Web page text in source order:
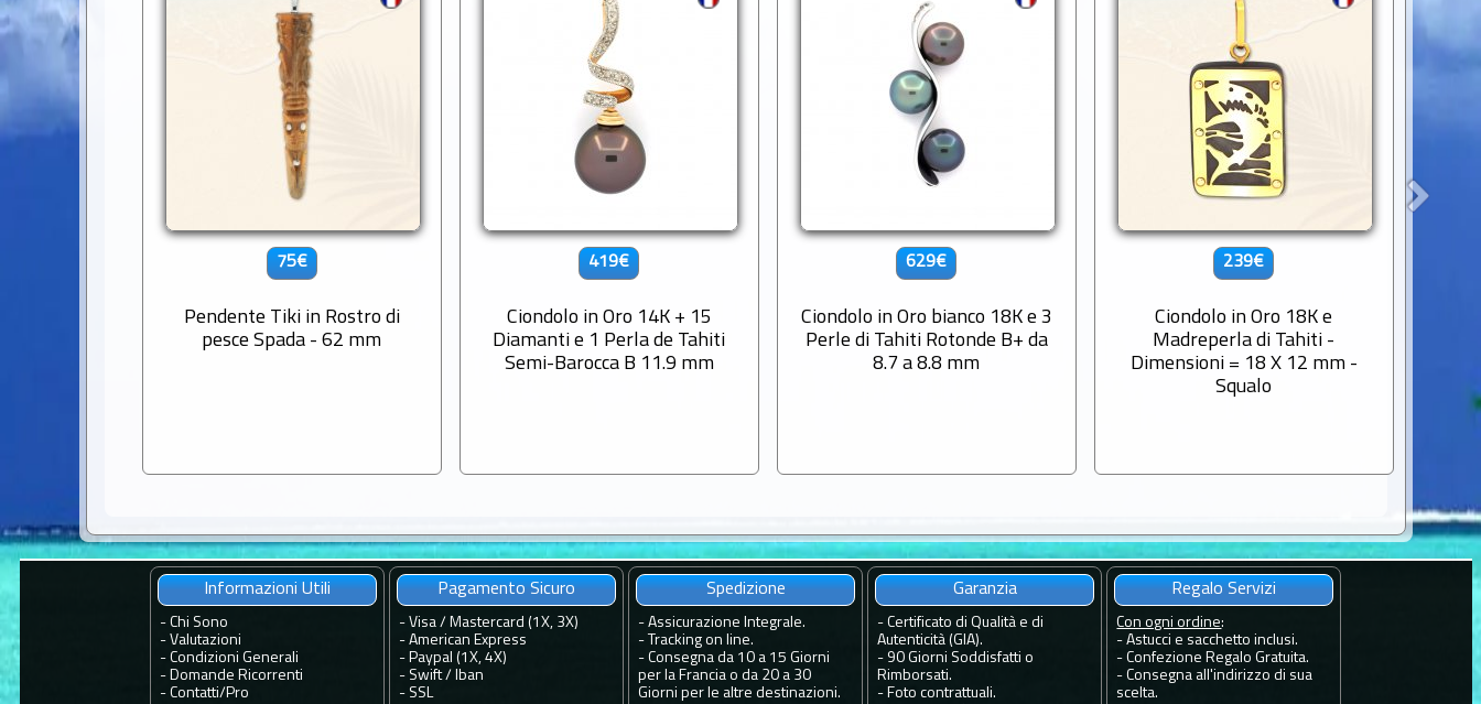
75€
Pendente Tiki in Rostro di
pesce Spada - 62 mm
419€
Ciondolo in Oro 14K + 15
Diamanti e 1 Perla de Tahiti
Semi-Barocca B 11.9 mm
629€
Ciondolo in Oro bianco 18K e 3
Perle di Tahiti Rotonde B+ da
8.7 a 8.8 mm
239€
Ciondolo in Oro 18K e
Madreperla di Tahiti -
Dimensioni = 18 X 12 mm -
Squalo
Informazioni Utili
-Chi Sono
-Valutazioni
-Condizioni Generali
- Domande Ricorrenti
-Contatti/ Pro
Pagamento Sicuro
- Visa / Mastercard (1X, 3X)
- American Express
- Paypal (1X, 4X)
- Swift / Iban
- SSL
Spedizione
-Assicurazione Integrale.
- Tracking on line.
-Consegna da 10 a 15 Giorni
per la Francia o da 20 a 30
Giorni per le altre destinazioni.
Garanzia
-Certificato di Qualità e di
Autenticità (GIA).
- 90 Giorni Soddisfatti o
Rimborsati.
- Foto contrattuali.
Regalo Servizi
Con ogni ordine:
- Astucci e sacchetto inclusi.
- Confezione Regalo Gratuita.
- Consegna all'indirizzo di sua
scelta.